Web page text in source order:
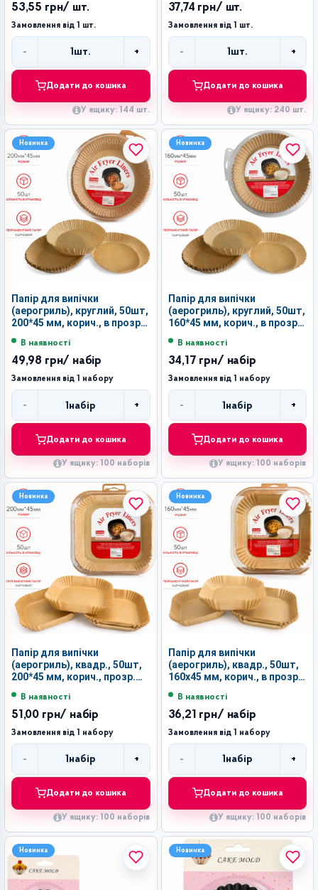
53,55 грн/ шт.
Замовлення від 1 шт.
- 1шт. +
Додати до кошика
У ящику: 144 шт.
37,74 грн/ шт.
Замовлення від 1 шт.
- 1шт. +
Додати до кошика
У ящику: 240 шт.
Новинка
Папір для випічки
(аерогриль), круглий, 50шт,
200*45 мм, корич., в прозр.
В наявності
49,98 грн/ набір
Замовлення від 1 набору
-
Кількість
1 набір +
Додати до кошика
У ящику: 100 наборів
Новинка
Папір для випічки
(аерогриль), круглий, 50шт,
160*45 мм, корич., в прозр.
В наявності
34,17 грн/ набір
Замовлення від 1 набору
-
Кількість
1 набір +
Додати до кошика
У ящику: 100 наборів
Новинка
Папір для випічки
(аерогриль), квадр., 50шт,
200*45 мм, корич., прозр.
В наявності
51,00 грн/ набір
Замовлення від 1 набору
-
Кількість
1набір +
Додати до кошика
У ящику: 100 наборів
Новинка
Папір для випічки
(аерогриль), квадр., 50шт,
160х45 мм, корич., в прозр.
В наявності
36,21 грн/ набір
Замовлення від 1 набору
-
Кількість
1набір +
Додати до кошика
У ящику: 100 наборів
Новинка Новинка